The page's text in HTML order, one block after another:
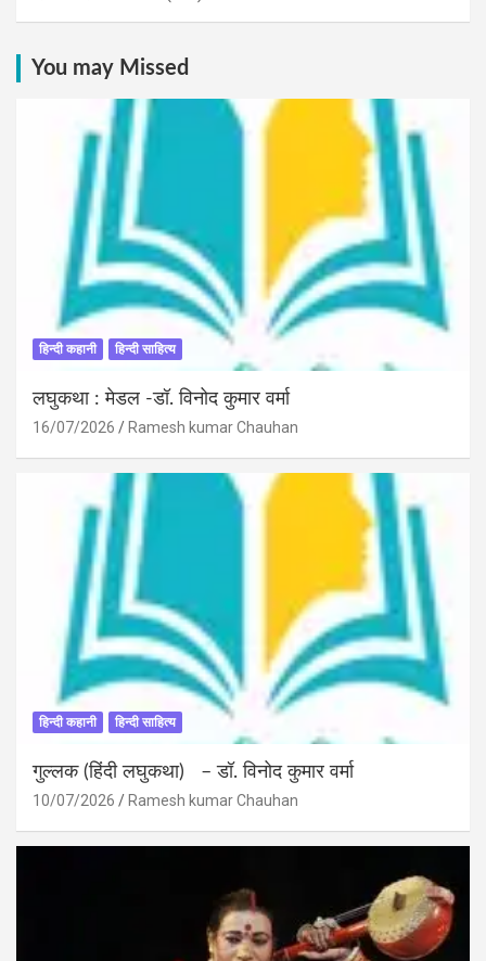
You may Missed
हिन्दी कहानी हिन्दी साहित्य
लघुकथा : मेडल -डॉ. विनोद कुमार वर्मा
16/07/2026 Ramesh kumar Chauhan
हिन्दी कहानी हिन्दी साहित्य
गुल्लक (हिंदी लघुकथा) – डॉ. विनोद कुमार वर्मा
10/07/2026 Ramesh kumar Chauhan